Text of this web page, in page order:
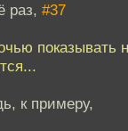
раз, #37
показывать
к примеру,